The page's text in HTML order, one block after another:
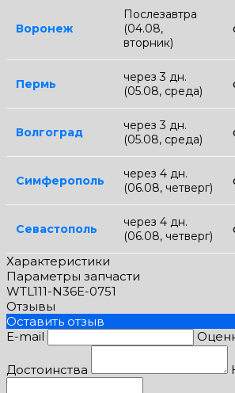
Воронеж
Послезавтра
(04.08,
вторник)
Пермь
через 3 дн.
(05.08, среда)
Волгоград
через 3 дн.
(05.08, среда)
Симферополь
через 4 дн.
(06.08, четверг)
Севастополь
через 4 дн.
(06.08, четверг)
Характеристики
Параметры запчасти
WTL111-N36E-0751
Отзывы
Оставить отзыв
E-mail
Достоинства